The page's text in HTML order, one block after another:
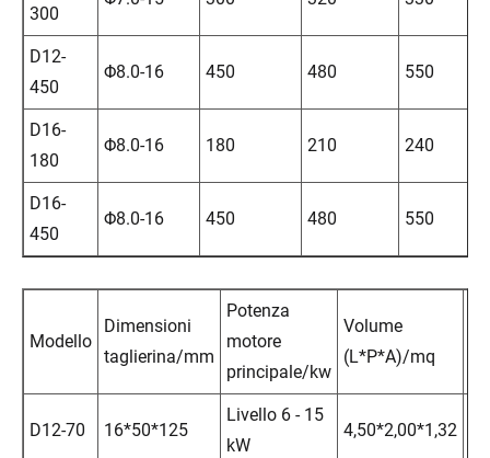
300
D12-
450
Φ8.0-16 450 480 550
D16-
180
Φ8.0-16 180 210 240
D16-
450
Φ8.0-16 450 480 550
Modello
Dimensioni
taglierina/mm
Potenza
motore
principale/kw
Volume
(L*P*A)/mq
D12-70 16*50*125
Livello 6 - 15
kW
4,50*2,00*1,32